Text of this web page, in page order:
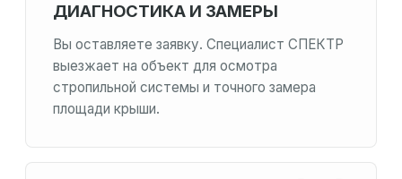
ДИАГНОСТИКА И ЗАМЕРЫ
Вы оставляете заявку. Специалист СПЕКТР
выезжает на объект для осмотра
стропильной системы и точного замера
площади крыши.